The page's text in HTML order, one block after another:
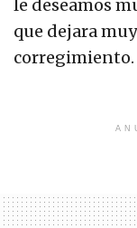
le deseamos
que dejara
corregimiento.